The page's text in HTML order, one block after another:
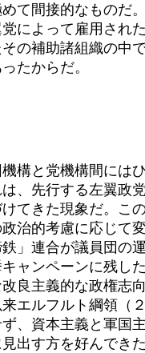
て間接的なものだ
によって雇用され
の補助諸組織の中
たからだ。
構と党機構間には
、先行する左翼政
てきた現象だ。こ
治的考慮に応じて
」連合が議員団の
ャンペーンに残し
改良主義的な政権
エルフルト綱領（
、資本主義と軍国
出す方を好んでき